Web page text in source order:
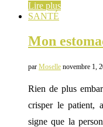
Lire plus
SANTÉ
Mon
par Moselle novembre 1,
Rien de plus
crisper le patient,
signe que la